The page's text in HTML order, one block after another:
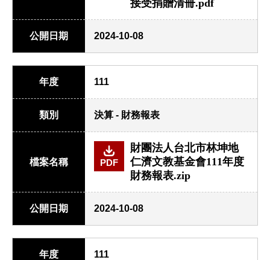
接受捐贈清冊.pdf
公開日期 2024-10-08
年度 111
類別 決算 - 財務報表
檔案名稱 PDF
財團法人台北市林坤地
仁濟文教基金會111年度
財務報表.zip
公開日期 2024-10-08
年度 111